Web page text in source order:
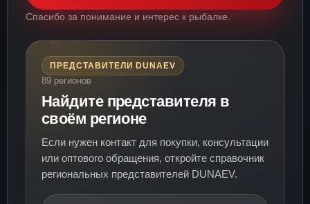
Спасибо за понимание и интерес к рыбалке.
ПРЕДСТАВИТЕЛИ DUNAEV
89 регионов
Найдите представителя в
своём регионе
Если нужен контакт для покупки, консультации
или оптового обращения, откройте справочник
региональных представителей DUNAEV.